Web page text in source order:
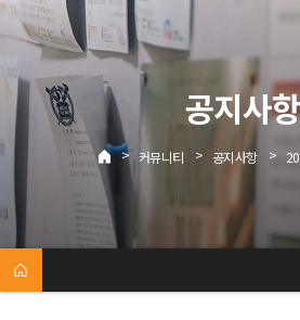
공지사항
> 커뮤니티 > 공지사항 >